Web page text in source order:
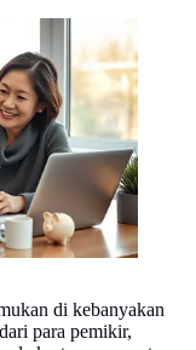
AI)
di kebanyakan
para pemikir,